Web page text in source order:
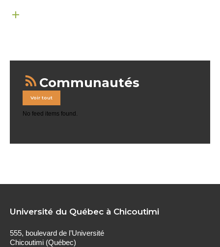
Communautés
Voir tout
No feed items found.
Université du Québec à Chicoutimi
555, boulevard de l’Université
Chicoutimi (Québec)